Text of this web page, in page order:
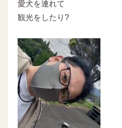
愛犬を連れて
観光をしたり?